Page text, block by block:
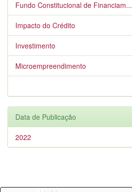
Fundo Constitucional de Financiam...
Impacto do Crédito
Investimento
Microempreendimento
Data de Publicação
2022